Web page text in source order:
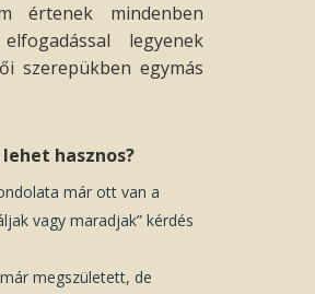
értenek mindenben
legyenek
szerepükben egymás
hasznos?
már ott van a
vagy maradjak” kérdés
megszületett, de